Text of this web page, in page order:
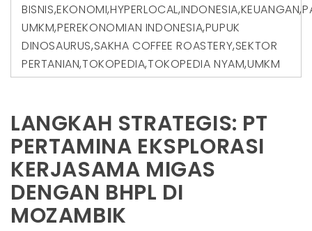
BISNIS,EKONOMI,HYPERLOCAL,INDONESIA,KEUANGAN,
UMKM,PEREKONOMIAN INDONESIA,PUPUK
DINOSAURUS,SAKHA COFFEE ROASTERY,SEKTOR
PERTANIAN,TOKOPEDIA,TOKOPEDIA NYAM,UMKM
LANGKAH STRATEGIS: PT
PERTAMINA EKSPLORASI
KERJASAMA MIGAS
DENGAN BHPL DI
MOZAMBIK